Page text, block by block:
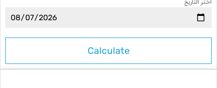
اختر التاريخ